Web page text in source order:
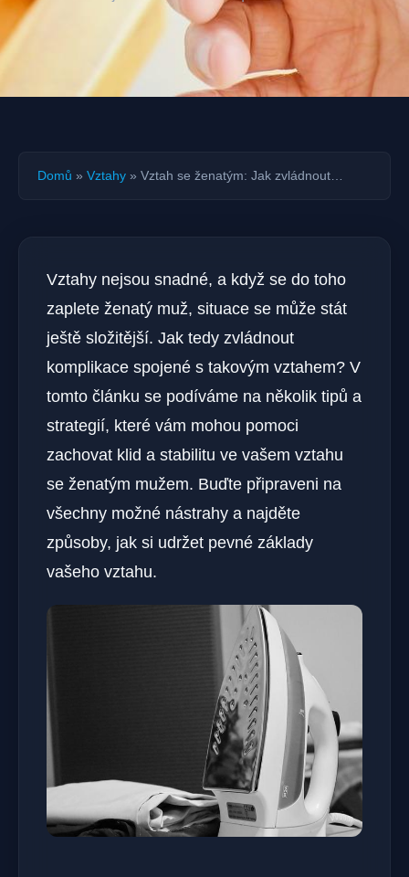
Domů » Vztahy » Vztah se ženatým: Jak zvládnout…
Vztahy nejsou snadné, a když se do toho
zaplete ženatý muž, situace se může stát
ještě složitější. Jak tedy zvládnout
komplikace spojené s takovým vztahem? V
tomto článku se podíváme na několik tipů a
strategií, které vám mohou pomoci
zachovat klid a stabilitu ve vašem vztahu
se ženatým mužem. Buďte připraveni na
všechny možné nástrahy a najděte
způsoby, jak si udržet pevné základy
vašeho vztahu.